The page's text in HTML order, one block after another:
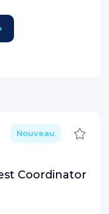
Nouveau
Coordinator